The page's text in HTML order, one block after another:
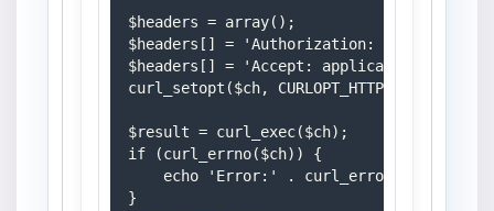
$headers = array();
$headers[] = 'Authorization: Bearer ' .
$headers[] = 'Accept: application/json';
curl_setopt($ch, CURLOPT_HTTPHEADER,
$result = curl_exec($ch);
if (curl_errno($ch)) {
    echo 'Error:' . curl_error($ch);
}